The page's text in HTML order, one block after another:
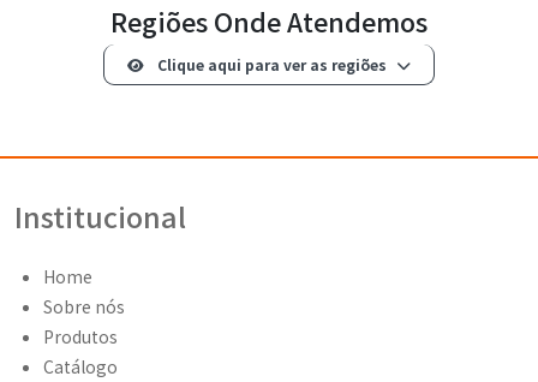
Regiões Onde Atendemos
Clique aqui para ver as regiões
Institucional
Home
Sobre nós
Produtos
Catálogo